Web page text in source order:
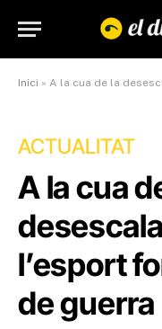
Inici » A la cua de la
ACTUALITAT
A la cua
l’esport
de guerra